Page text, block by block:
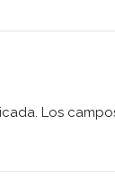
Los